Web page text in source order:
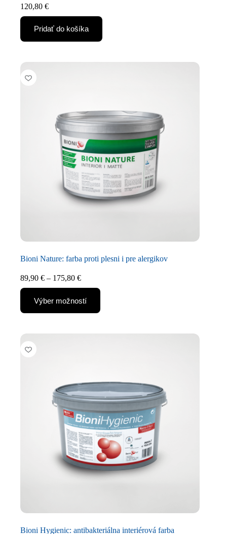
120,80 €
Pridať do košíka
Bioni Nature: farba proti plesni i pre alergikov
89,90 € – 175,80 €
Výber možností
Bioni Hygienic: antibakteriálna interiérová farba